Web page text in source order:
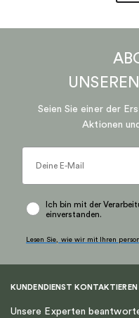
UNSEREN
Seien Sie einer der
Aktionen
Ich bin mit der
einverstanden.
Lesen Sie, wie wir mit Ihren
KUNDENDIENST KONTAKTIEREN
Unsere Experten